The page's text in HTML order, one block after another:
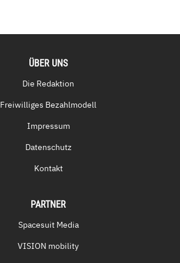
ÜBER UNS
Die Redaktion
Freiwilliges Bezahlmodell
Impressum
Datenschutz
Kontakt
PARTNER
Spacesuit Media
VISION mobility